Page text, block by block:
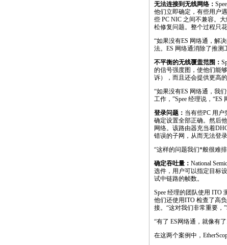
无法连接到无线网络：
他们立即确定，有些用户
些 PC NIC 之间不兼容。
松修复问题。整个过程只花
“如果没有ES 网络通，解
法。ES 网络通消除了推测
不平衡的无线覆盖范围：
的信号强度图，使他们能
诉），而且还会提供更高的
“如果没有ES 网络通，我
工作，”Spee 经理说，“ES
登录问题： 当有些PC 用户
确定设置全部正确。然后
网络。该路由器充当着
错误的子网，从而无法登录
“这样的问题我们*般很难
确定吞吐量： National
选件，用户可以指定目标
试中链路的帧数。
Spee 经理的团队使用 ITO
他们还使用ITO 检查了高
接。“这对我们非常重要，
“有了 ES网络通，就像有
在这两个案例中，